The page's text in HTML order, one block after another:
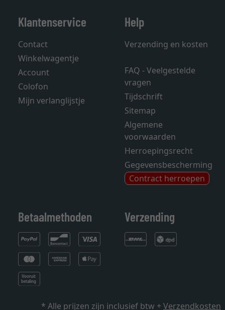
Klantenservice
Contact
Winkelwagentje
Account
Colofon
Mijn verlanglijstje
Help
Verzending en kosten
FAQ - Veelgestelde
vragen
Tijdschrift
Sitemap
Algemene
voorwaarden
Herroepingsrecht
Gegevensbescherming
Contract herroepen
Betaalmethoden Verzending
* Alle prijzen zijn inclusief btw +Verzendkosten